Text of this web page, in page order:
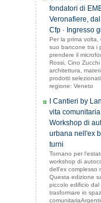
fondatori di
Veronafiere,
Cfp · Ingresso
Per la prima volta,
suo bancone tra i
prendere il
Rossi, Cino
architettura,
prodotti
regione: Veneto
I Cantieri by
vita
Workshop di
urbana nell'ex
turni
Tornano per
workshop di
dell'ex complesso
Questa edizione
piccolo edificio
trasformare in